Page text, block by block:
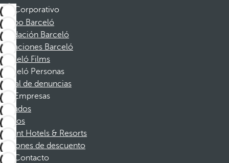
Corporativo
Grupo Barceló
Fundación Barceló
Vacaciones Barceló
Barceló Films
Barceló Personas
Canal de denuncias
Empresas
Afiliados
Socios
Dorint Hotels & Resorts
Cupones de descuento
Contacto